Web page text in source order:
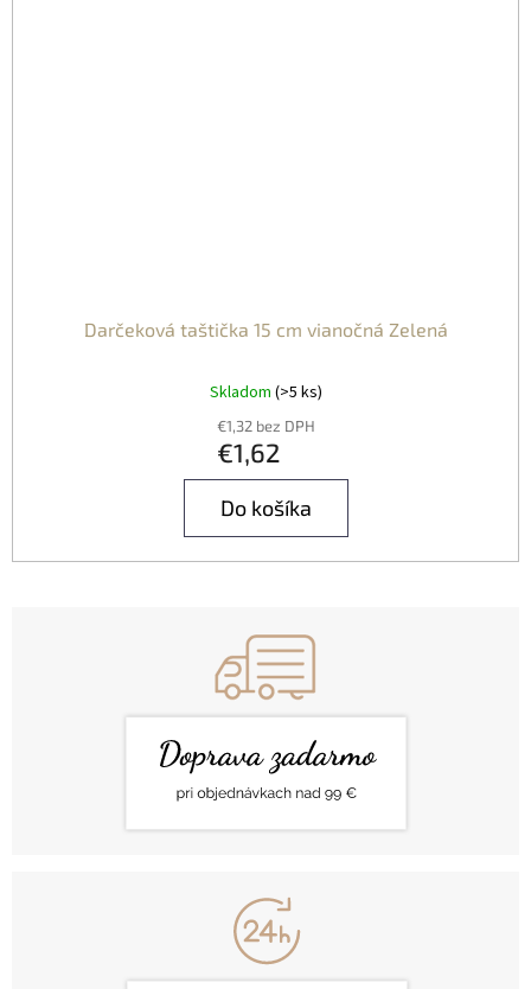
Darčeková taštička 15 cm vianočná Zelená
Skladom (>5 ks)
€1,32 bez DPH
€1,62
Do košíka